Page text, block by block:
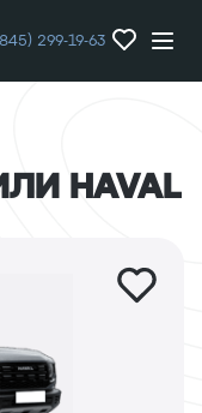
299-19-63
HAVAL